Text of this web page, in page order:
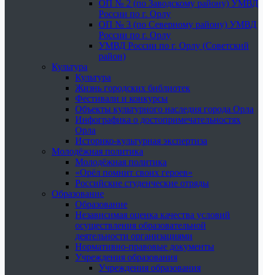
ОП № 2 (по Заводскому району) УМВД
России по г. Орлу
ОП № 3 (по Северному району) УМВД
России по г. Орлу
УМВД России по г. Орлу (Советский
район)
Культура
Культура
Жизнь городских библиотек
Фестивали и конкурсы
Объекты культурного наследия города Орла
Инфографика о достопримечательностях
Орла
Историко-культурная экспертиза
Молодёжная политика
Молодёжная политика
«Орёл помнит своих героев»
Российские студенческие отряды
Образование
Образование
Независимая оценка качества условий
осуществления образовательной
деятельности организациями
Нормативно-правовые документы
Учреждения образования
Учреждения образования